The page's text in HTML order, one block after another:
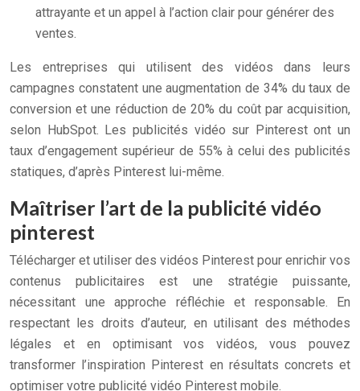
attrayante et un appel à l’action clair pour générer des
ventes.
Les entreprises qui utilisent des vidéos dans leurs
campagnes constatent une augmentation de 34% du taux de
conversion et une réduction de 20% du coût par acquisition,
selon HubSpot. Les publicités vidéo sur Pinterest ont un
taux d’engagement supérieur de 55% à celui des publicités
statiques, d’après Pinterest lui-même.
Maîtriser l’art de la publicité vidéo
pinterest
Télécharger et utiliser des vidéos Pinterest pour enrichir vos
contenus publicitaires est une stratégie puissante,
nécessitant une approche réfléchie et responsable. En
respectant les droits d’auteur, en utilisant des méthodes
légales et en optimisant vos vidéos, vous pouvez
transformer l’inspiration Pinterest en résultats concrets et
optimiser votre publicité vidéo Pinterest mobile.